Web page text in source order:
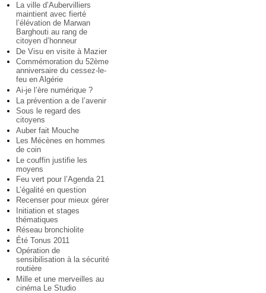
La ville d’Aubervilliers
maintient avec fierté
l’élévation de Marwan
Barghouti au rang de
citoyen d’honneur
De Visu en visite à Mazier
Commémoration du 52ème
anniversaire du cessez-le-
feu en Algérie
Ai-je l’ère numérique ?
La prévention a de l’avenir
Sous le regard des
citoyens
Auber fait Mouche
Les Mécènes en hommes
de coin
Le couffin justifie les
moyens
Feu vert pour l’Agenda 21
L’égalité en question
Recenser pour mieux gérer
Initiation et stages
thématiques
Réseau bronchiolite
Été Tonus 2011
Opération de
sensibilisation à la sécurité
routière
Mille et une merveilles au
cinéma Le Studio